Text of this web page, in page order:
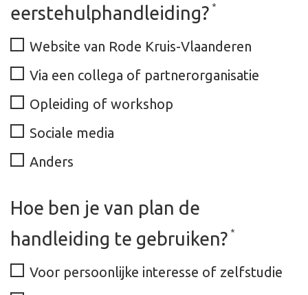
eerstehulphandleiding? *
Website van Rode Kruis-Vlaanderen
Via een collega of partnerorganisatie
Opleiding of workshop
Sociale media
Anders
Hoe ben je van plan de
handleiding te gebruiken? *
Voor persoonlijke interesse of zelfstudie